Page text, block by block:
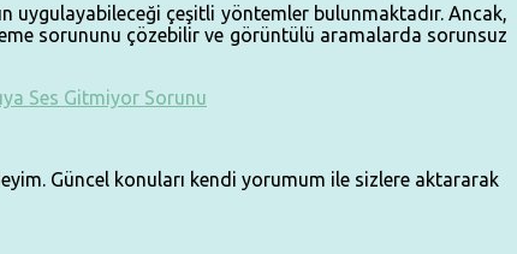
uygulayabileceği çeşitli yöntemler bulunmaktadır. Ancak,
sorununu çözebilir ve görüntülü aramalarda sorunsuz
Ses Gitmiyor Sorunu
Güncel konuları kendi yorumum ile sizlere aktararak